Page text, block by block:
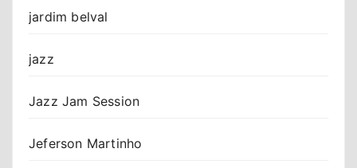
jardim belval
jazz
Jazz Jam Session
Jeferson Martinho